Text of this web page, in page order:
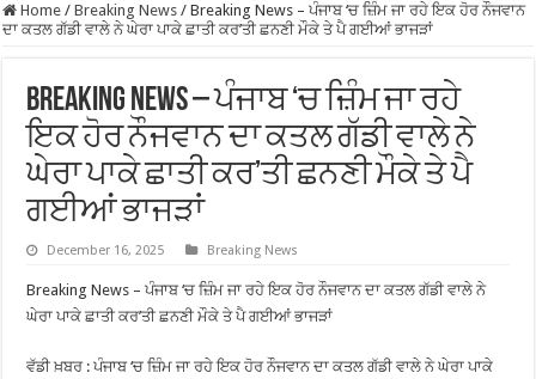
Home / Breaking News / Breaking News – ਪੰਜਾਬ ‘ਚ ਜ਼ਿੰਮ ਜਾ ਰਹੇ ਇਕ ਹੋਰ ਨੌਜਵਾਨ
ਦਾ ਕਤਲ ਗੱਡੀ ਵਾਲੇ ਨੇ ਘੇਰਾ ਪਾਕੇ ਛਾਤੀ ਕਰ’ਤੀ ਛਨਣੀ ਮੌਕੇ ਤੇ ਪੈ ਗਈਆਂ ਭਾਜੜਾਂ
Breaking News – ਪੰਜਾਬ ‘ਚ ਜ਼ਿੰਮ ਜਾ ਰਹੇ
ਇਕ ਹੋਰ ਨੌਜਵਾਨ ਦਾ ਕਤਲ ਗੱਡੀ ਵਾਲੇ ਨੇ
ਘੇਰਾ ਪਾਕੇ ਛਾਤੀ ਕਰ’ਤੀ ਛਨਣੀ ਮੌਕੇ ਤੇ ਪੈ
ਗਈਆਂ ਭਾਜੜਾਂ
December 16, 2025 Breaking News
Breaking News – ਪੰਜਾਬ ‘ਚ ਜ਼ਿੰਮ ਜਾ ਰਹੇ ਇਕ ਹੋਰ ਨੌਜਵਾਨ ਦਾ ਕਤਲ ਗੱਡੀ ਵਾਲੇ ਨੇ
ਘੇਰਾ ਪਾਕੇ ਛਾਤੀ ਕਰ’ਤੀ ਛਨਣੀ ਮੌਕੇ ਤੇ ਪੈ ਗਈਆਂ ਭਾਜੜਾਂ
ਵੱਡੀ ਖ਼ਬਰ : ਪੰਜਾਬ ‘ਚ ਜ਼ਿੰਮ ਜਾ ਰਹੇ ਇਕ ਹੋਰ ਨੌਜਵਾਨ ਦਾ ਕਤਲ ਗੱਡੀ ਵਾਲੇ ਨੇ ਘੇਰਾ ਪਾਕੇ